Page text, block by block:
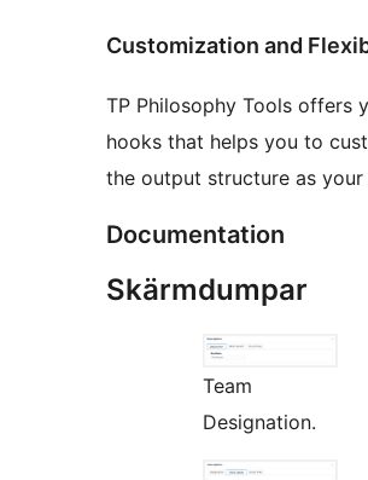
Customization and
TP Philosophy Tools offers
hooks that helps you to
the output structure as your
Documentation
Skärmdumpar
Team
Designation.